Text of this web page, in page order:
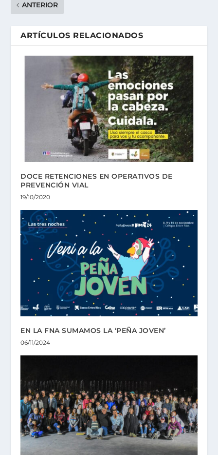
ANTERIOR
ARTÍCULOS RELACIONADOS
DOCE RETENCIONES EN OPERATIVOS DE
PREVENCIÓN VIAL
19/10/2020
EN LA FNA SUMAMOS LA ‘PEÑA JOVEN’
06/11/2024